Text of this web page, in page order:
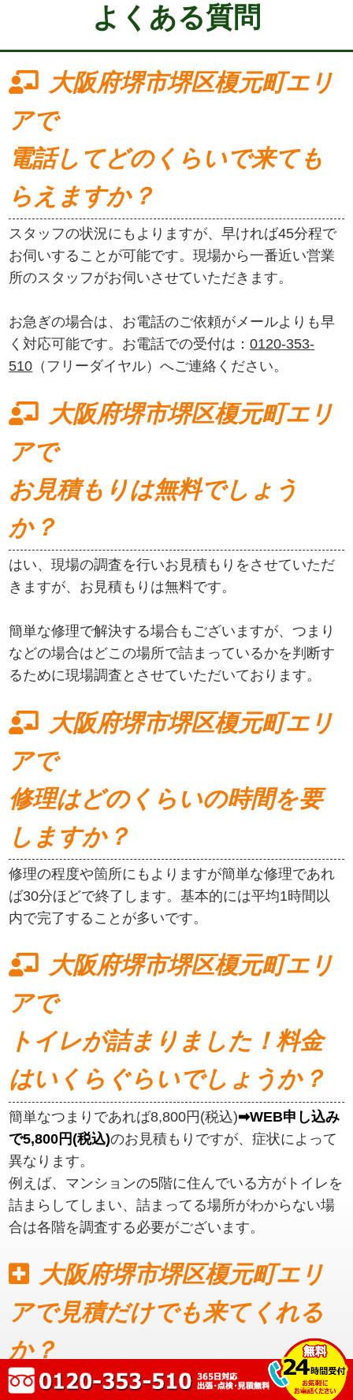
よくある質問
大阪府堺市堺区榎元町エリ
アで
電話してどのくらいで来ても
らえますか？
スタッフの状況にもよりますが、早ければ45分程で
お伺いすることが可能です。現場から一番近い営業
所のスタッフがお伺いさせていただきます。
お急ぎの場合は、お電話のご依頼がメールよりも早
く対応可能です。お電話での受付は：0120-353-
510 （フリーダイヤル）へご連絡ください。
大阪府堺市堺区榎元町エリ
アで
お見積もりは無料でしょう
か？
はい、現場の調査を行いお見積もりをさせていただ
きますが、お見積もりは無料です。
簡単な修理で解決する場合もございますが、つまり
などの場合はどこの場所で詰まっているかを判断す
るために現場調査とさせていただいております。
大阪府堺市堺区榎元町エリ
アで
修理はどのくらいの時間を要
しますか？
修理の程度や箇所にもよりますが簡単な修理であれ
ば30分ほどで終了します。基本的には平均1時間以
内で完了することが多いです。
大阪府堺市堺区榎元町エリ
アで
トイレが詰まりました！料金
はいくらぐらいでしょうか？
簡単なつまりであれば8,800円(税込)➡WEB申し込み
で5,800円(税込)のお見積もりですが、症状によって
異なります。
例えば、マンションの5階に住んでいる方がトイレを
詰まらしてしまい、詰まってる場所がわからない場
合は各階を調査する必要がございます。
大阪府堺市堺区榎元町エリ
アで見積だけでも来てくれる
か？
見積もりだけでも可能です。